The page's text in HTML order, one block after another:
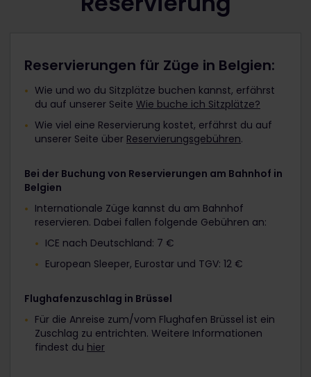
Reservierungen für Züge in Belgien:
Wie und wo du Sitzplätze buchen kannst, erfährst
du auf unserer Seite Wie buche ich Sitzplätze?
Wie viel eine Reservierung kostet, erfährst du auf
unserer Seite über Reservierungsgebühren.
Bei der Buchung von Reservierungen am Bahnhof in
Belgien
Internationale Züge kannst du am Bahnhof
reservieren. Dabei fallen folgende Gebühren an:
ICE nach Deutschland: 7 €
European Sleeper, Eurostar und TGV: 12 €
Flughafenzuschlag in Brüssel
Für die Anreise zum/vom Flughafen Brüssel ist ein
Zuschlag zu entrichten. Weitere Informationen
findest du hier